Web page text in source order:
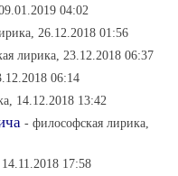
04:02
26.12.2018 01:56
лирика, 23.12.2018 06:37
06:14
14.12.2018 13:42
- философская лирика,
17:58